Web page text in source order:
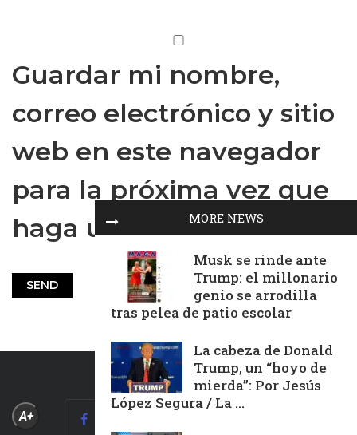
Guardar mi nombre,
correo electrónico y sitio
web en este navegador
para la próxima vez que
haga un comentario.
MORE NEWS
Musk se rinde ante
Trump: el millonario
genio se arrodilla
tras pelea de patio escolar
La cabeza de Donald
Trump, un “hoyo de
mierda”: Por Jesús
López Segura / La ...
A+